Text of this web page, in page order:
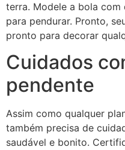
terra. Modele a bola
para pendurar. Pronto,
pronto para decorar
Cuidados
pendente
Assim como qualquer
também precisa de
saudável e bonito.